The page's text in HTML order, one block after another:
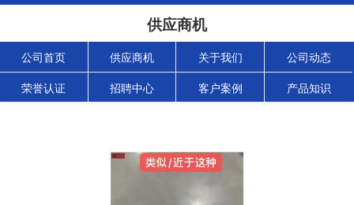
供应商机
公司首页 供应商机 关于我们 公司动态
荣誉认证 招聘中心 客户案例 产品知识